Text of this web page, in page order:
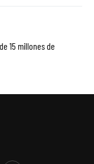
15 millones de